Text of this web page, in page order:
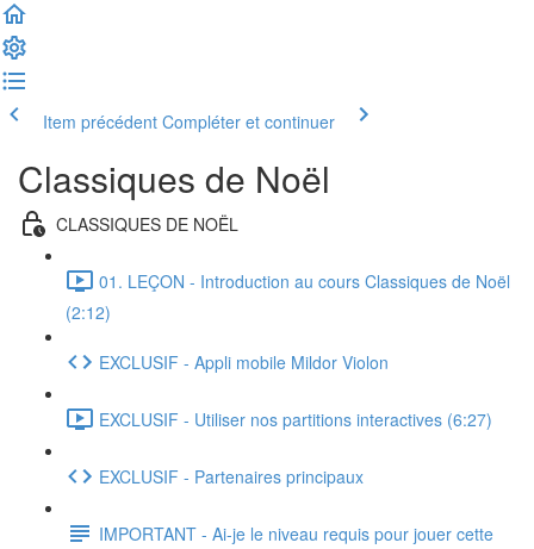
Item précédent Compléter et continuer
Classiques de Noël
CLASSIQUES DE NOËL
01. LEÇON - Introduction au cours Classiques de Noël
(2:12)
EXCLUSIF - Appli mobile Mildor Violon
EXCLUSIF - Utiliser nos partitions interactives (6:27)
EXCLUSIF - Partenaires principaux
IMPORTANT - Ai-je le niveau requis pour jouer cette